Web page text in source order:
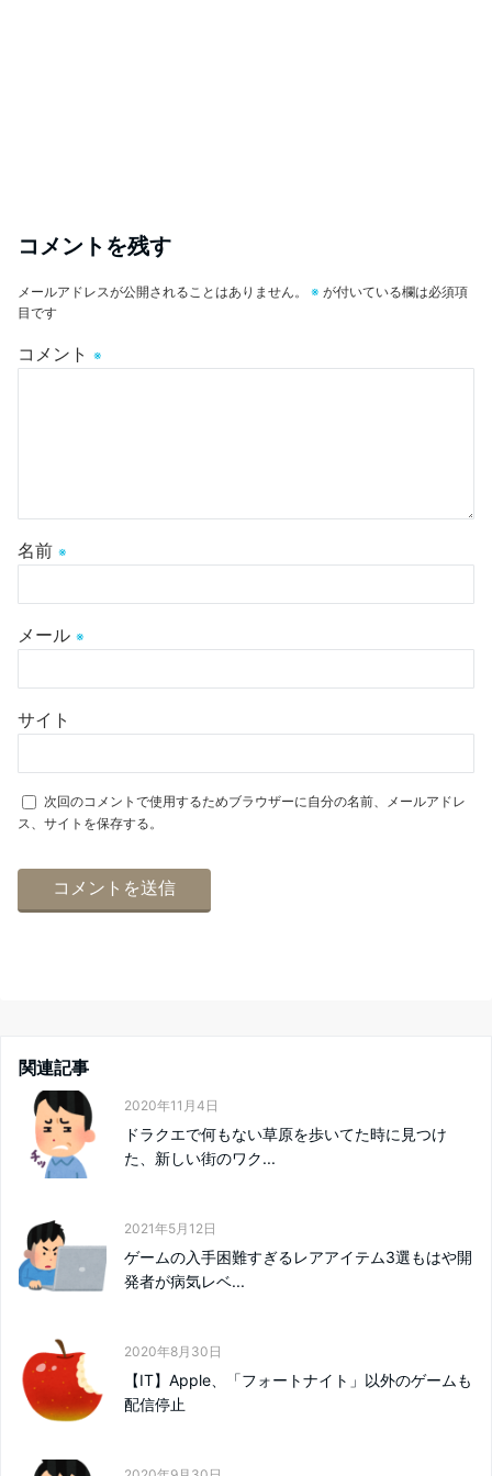
コメントを残す
メールアドレスが公開されることはありません。 ※ が付いている欄は必須項
目です
コメント ※
名前 ※
メール ※
サイト
次回のコメントで使用するためブラウザーに自分の名前、メールアドレ
ス、サイトを保存する。
関連記事
2020年11月4日
ドラクエで何もない草原を歩いてた時に見つけ
た、新しい街のワク...
2021年5月12日
ゲームの入手困難すぎるレアアイテム3選もはや開
発者が病気レベ...
2020年8月30日
【IT】Apple、「フォートナイト」以外のゲームも
配信停止